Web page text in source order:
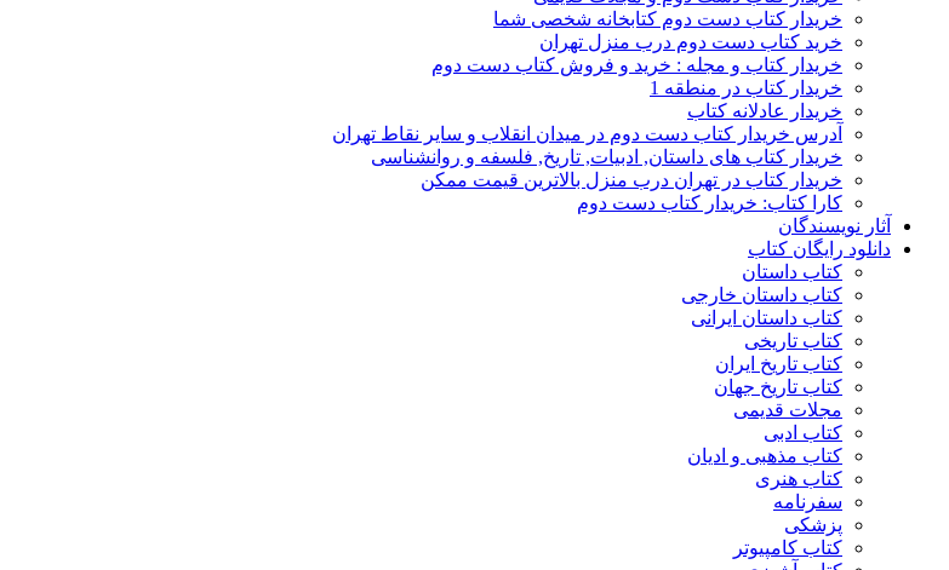
خریدار کتاب دست دوم کتابخانه شخصی شما
خرید کتاب دست دوم درب منزل تهران
خریدار کتاب و مجله : خرید و فروش کتاب دست دوم
خریدار کتاب در منطقه 1
خریدار عادلانه کتاب
آدرس خریدار کتاب دست دوم در میدان انقلاب و سایر نقاط تهران
خریدار کتاب های داستان, ادبیات, تاریخ, فلسفه و روانشناسی
خریدار کتاب در تهران درب منزل بالاترین قیمت ممکن
کارا کتاب: خریدار کتاب دست دوم
آثار نویسندگان
دانلود رایگان کتاب
کتاب داستان
کتاب داستان خارجی
کتاب داستان ایرانی
کتاب تاریخی
کتاب تاریخ ایران
کتاب تاریخ جهان
مجلات قدیمی
کتاب ادبی
کتاب مذهبی و ادیان
کتاب هنری
سفرنامه
پزشکی
کتاب کامپیوتر